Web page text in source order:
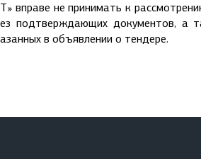
вправе не принимать к
подтверждающих документов, а
в объявлении о тендере.